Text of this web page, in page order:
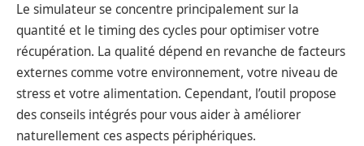
Le simulateur se concentre principalement sur la
quantité et le timing des cycles pour optimiser votre
récupération. La qualité dépend en revanche de facteurs
externes comme votre environnement, votre niveau de
stress et votre alimentation. Cependant, l’outil propose
des conseils intégrés pour vous aider à améliorer
naturellement ces aspects périphériques.